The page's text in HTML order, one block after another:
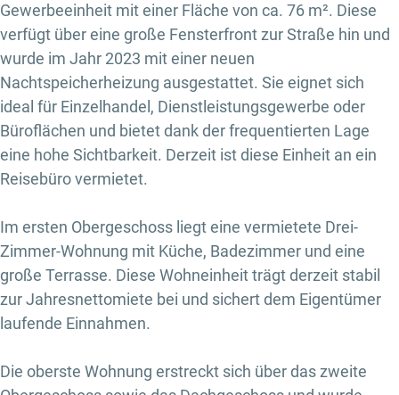
Gewerbeeinheit mit einer Fläche von ca. 76 m². Diese
verfügt über eine große Fensterfront zur Straße hin und
wurde im Jahr 2023 mit einer neuen
Nachtspeicherheizung ausgestattet. Sie eignet sich
ideal für Einzelhandel, Dienstleistungsgewerbe oder
Büroflächen und bietet dank der frequentierten Lage
eine hohe Sichtbarkeit. Derzeit ist diese Einheit an ein
Reisebüro vermietet.
Im ersten Obergeschoss liegt eine vermietete Drei-
Zimmer-Wohnung mit Küche, Badezimmer und eine
große Terrasse. Diese Wohneinheit trägt derzeit stabil
zur Jahresnettomiete bei und sichert dem Eigentümer
laufende Einnahmen.
Die oberste Wohnung erstreckt sich über das zweite